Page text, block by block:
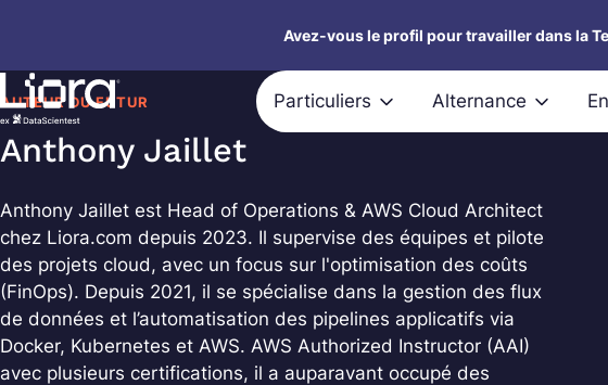
contenu
Avez-vous le profil pour travailler dans la
Particuliers Alternance
AUTEUR DU FUTUR
Anthony Jaillet
Anthony Jaillet est Head of Operations & AWS Cloud Architect
chez Liora.com depuis 2023. Il supervise des équipes et pilote
des projets cloud, avec un focus sur l'optimisation des coûts
(FinOps). Depuis 2021, il se spécialise dans la gestion des flux
de données et l’automatisation des pipelines applicatifs via
Docker, Kubernetes et AWS. AWS Authorized Instructor (AAI)
avec plusieurs certifications, il a auparavant occupé des